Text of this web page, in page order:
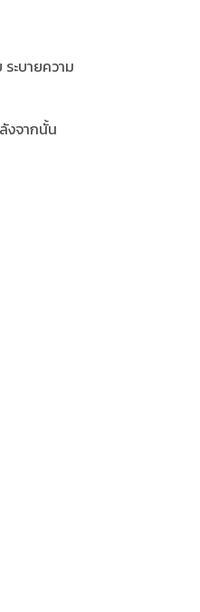
ะบายความ
งจากนั้น